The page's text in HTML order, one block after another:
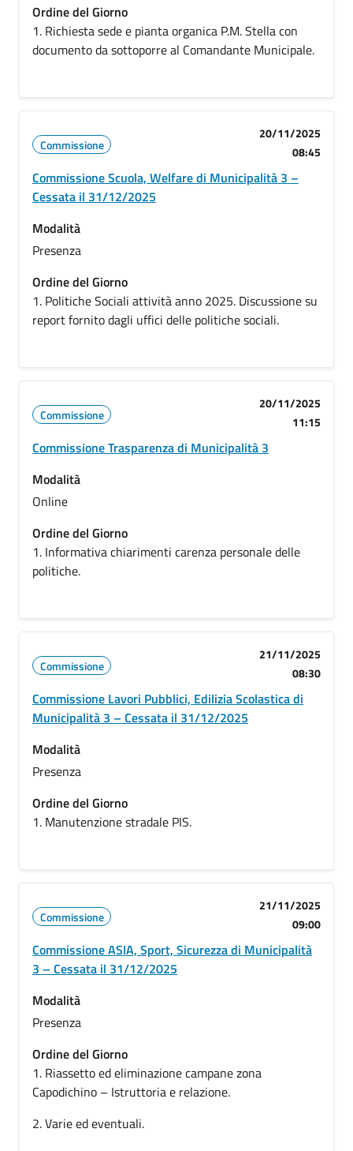
Ordine del Giorno
1. Richiesta sede e pianta organica P.M. Stella con
documento da sottoporre al Comandante Municipale.
Commissione
20/11/2025
08:45
Commissione Scuola, Welfare di Municipalità 3 –
Cessata il 31/12/2025
Modalità
Presenza
Ordine del Giorno
1. Politiche Sociali attività anno 2025. Discussione su
report fornito dagli uffici delle politiche sociali.
Commissione
20/11/2025
11:15
Commissione Trasparenza di Municipalità 3
Modalità
Online
Ordine del Giorno
1. Informativa chiarimenti carenza personale delle
politiche.
Commissione
21/11/2025
08:30
Commissione Lavori Pubblici, Edilizia Scolastica di
Municipalità 3 – Cessata il 31/12/2025
Modalità
Presenza
Ordine del Giorno
1. Manutenzione stradale PIS.
Commissione
21/11/2025
09:00
Commissione ASIA, Sport, Sicurezza di Municipalità
3 – Cessata il 31/12/2025
Modalità
Presenza
Ordine del Giorno
1. Riassetto ed eliminazione campane zona
Capodichino – Istruttoria e relazione.
2. Varie ed eventuali.